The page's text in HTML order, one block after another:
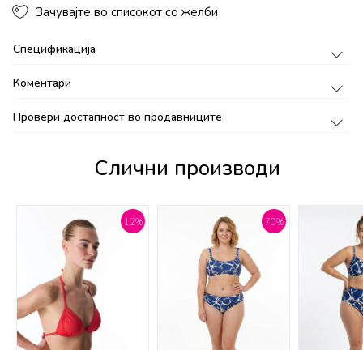
Зачувајте во списокот со желби
Спецификација
Коментари
Провери достапност во продавниците
Слични производи
12% 70%